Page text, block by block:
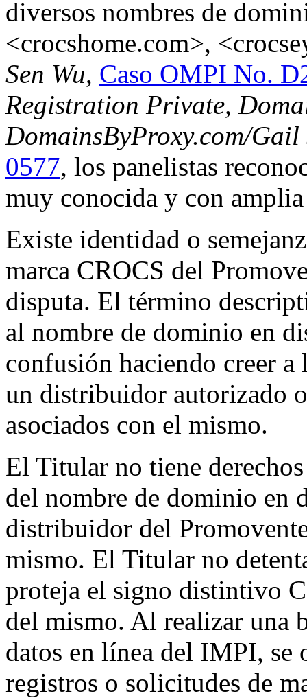
diversos nombres de
<crocshome.com>,
Sen Wu, Caso OMPI No.
Registration Private,
DomainsByProxy.com/Gail
0577, los panelistas
muy conocida y con
Existe identidad o
marca CROCS del
disputa. El término
al nombre de dominio en
confusión haciendo creer
un distribuidor autorizado
asociados con el mismo.
El Titular no tiene
del nombre de dominio en
distribuidor del
mismo. El Titular no
proteja el signo distintivo
del mismo. Al realizar una
datos en línea del IMPI, se
registros o solicitudes de